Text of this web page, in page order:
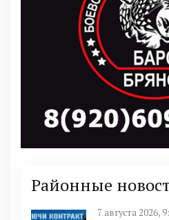
Районные
7 августа 2026,